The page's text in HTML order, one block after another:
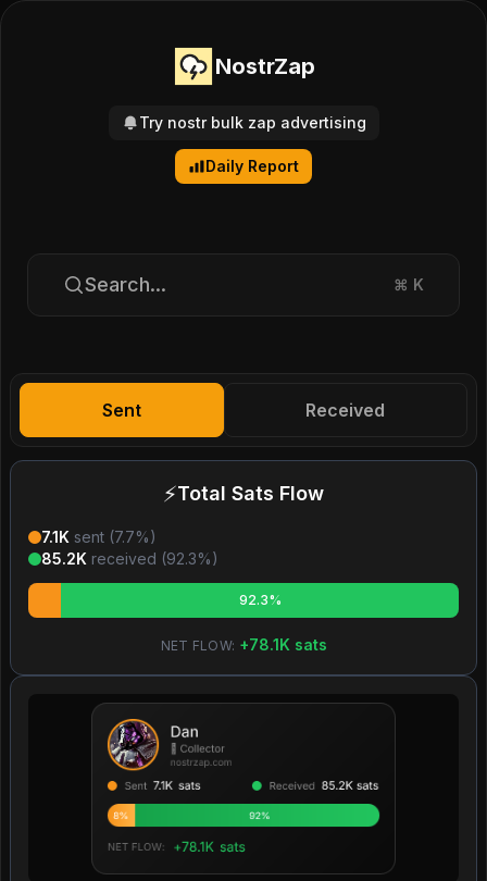
NostrZap
Try nostr bulk zap advertising
Daily Report
Search... ⌘ K
Sent Received
⚡Total Sats Flow
7.1K sent (7.7%)
85.2K received (92.3%)
92.3%
NET FLOW: +78.1K sats